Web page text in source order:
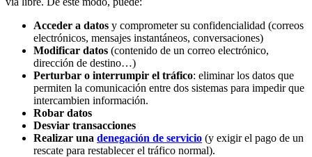
Acceder a datos y comprometer su confidencialidad (correos
electrónicos, mensajes instantáneos, conversaciones)
Modificar datos (contenido de un correo electrónico,
dirección de destino…)
Perturbar o interrumpir el tráfico: eliminar los datos que
permiten la comunicación entre dos sistemas para impedir que
intercambien información.
Robar datos
Desviar transacciones
Realizar una denegación de servicio (y exigir el pago de un
rescate para restablecer el tráfico normal).